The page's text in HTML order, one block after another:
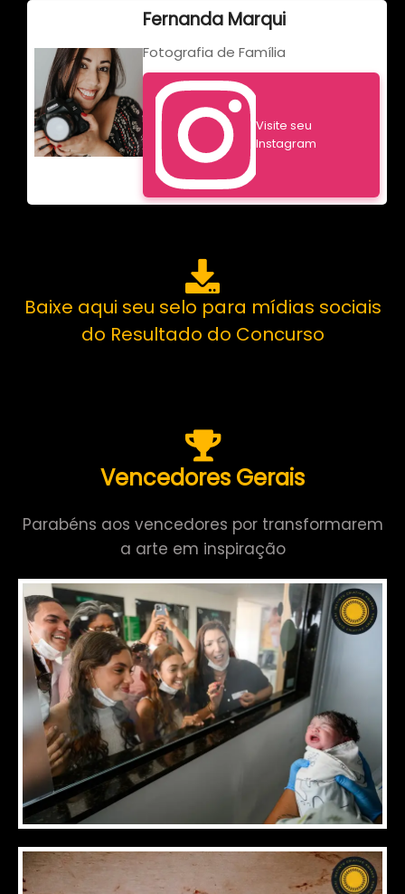
Fernanda Marqui
Fotografia de Família
Visite seu
Instagram
Baixe aqui seu selo para mídias sociais
do Resultado do Concurso
Vencedores Gerais
Parabéns aos vencedores por transformarem
a arte em inspiração